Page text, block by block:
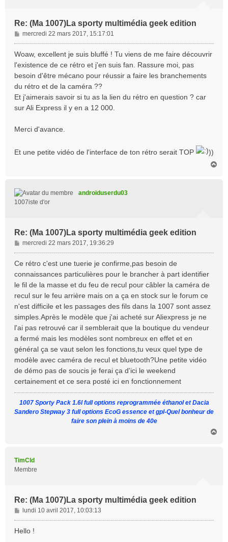
Re: (Ma 1007)La sporty multimédia geek edition
M
e
s
g
e
mercredi 22 mars 2017, 15:17:01
Woaw, excellent je suis bluffé ! Tu viens de me faire découvrir
l'existence de ce rétro et j'en suis fan. Rassure moi, pas
besoin d'être mécano pour réussir a faire les branchements
du rétro et de la caméra ??
Et j'aimerais savoir si tu as la lien du rétro en question ? car
sur Ali Express il y en a 12 000.
Merci d'avance.
Et une petite vidéo de l'interface de ton rétro serait TOP
))
androiduserdu03
1007iste d'or
Re: (Ma 1007)La sporty multimédia geek edition
M
e
s
g
e
mercredi 22 mars 2017, 19:36:29
Ce rétro c'est une tuerie je confirme,pas besoin de
connaissances particulières pour le brancher à part identifier
le fil de la masse et du feu de recul pour câbler la caméra de
recul sur le feu arrière mais on a ça en stock sur le forum ce
n'est difficile et les passages des fils dans la 1007 sont assez
simples.Après le modèle que j'ai acheté sur Aliexpress je ne
l'ai pas retrouvé car il semblerait que la boutique du vendeur
a fermé mais les modèles sont nombreux en effet et en
général ça se vaut selon les fonctions,tu veux quel type de
modèle avec caméra de recul et bluetooth?Une petite vidéo
de démo pas de soucis je ferai ça d'ici le weekend
certainement et ce sera posté ici en fonctionnement
1007 Sporty Pack 1.6l full options reprogrammée éthanol et Dacia
Sandero Stepway 3 full options EcoG essence et gpl-Quel bonheur de
faire son plein à moins de 40e
TimCld
Membre
Re: (Ma 1007)La sporty multimédia geek edition
M
e
s
lundi 10 avril 2017, 10:03:13
Hello !